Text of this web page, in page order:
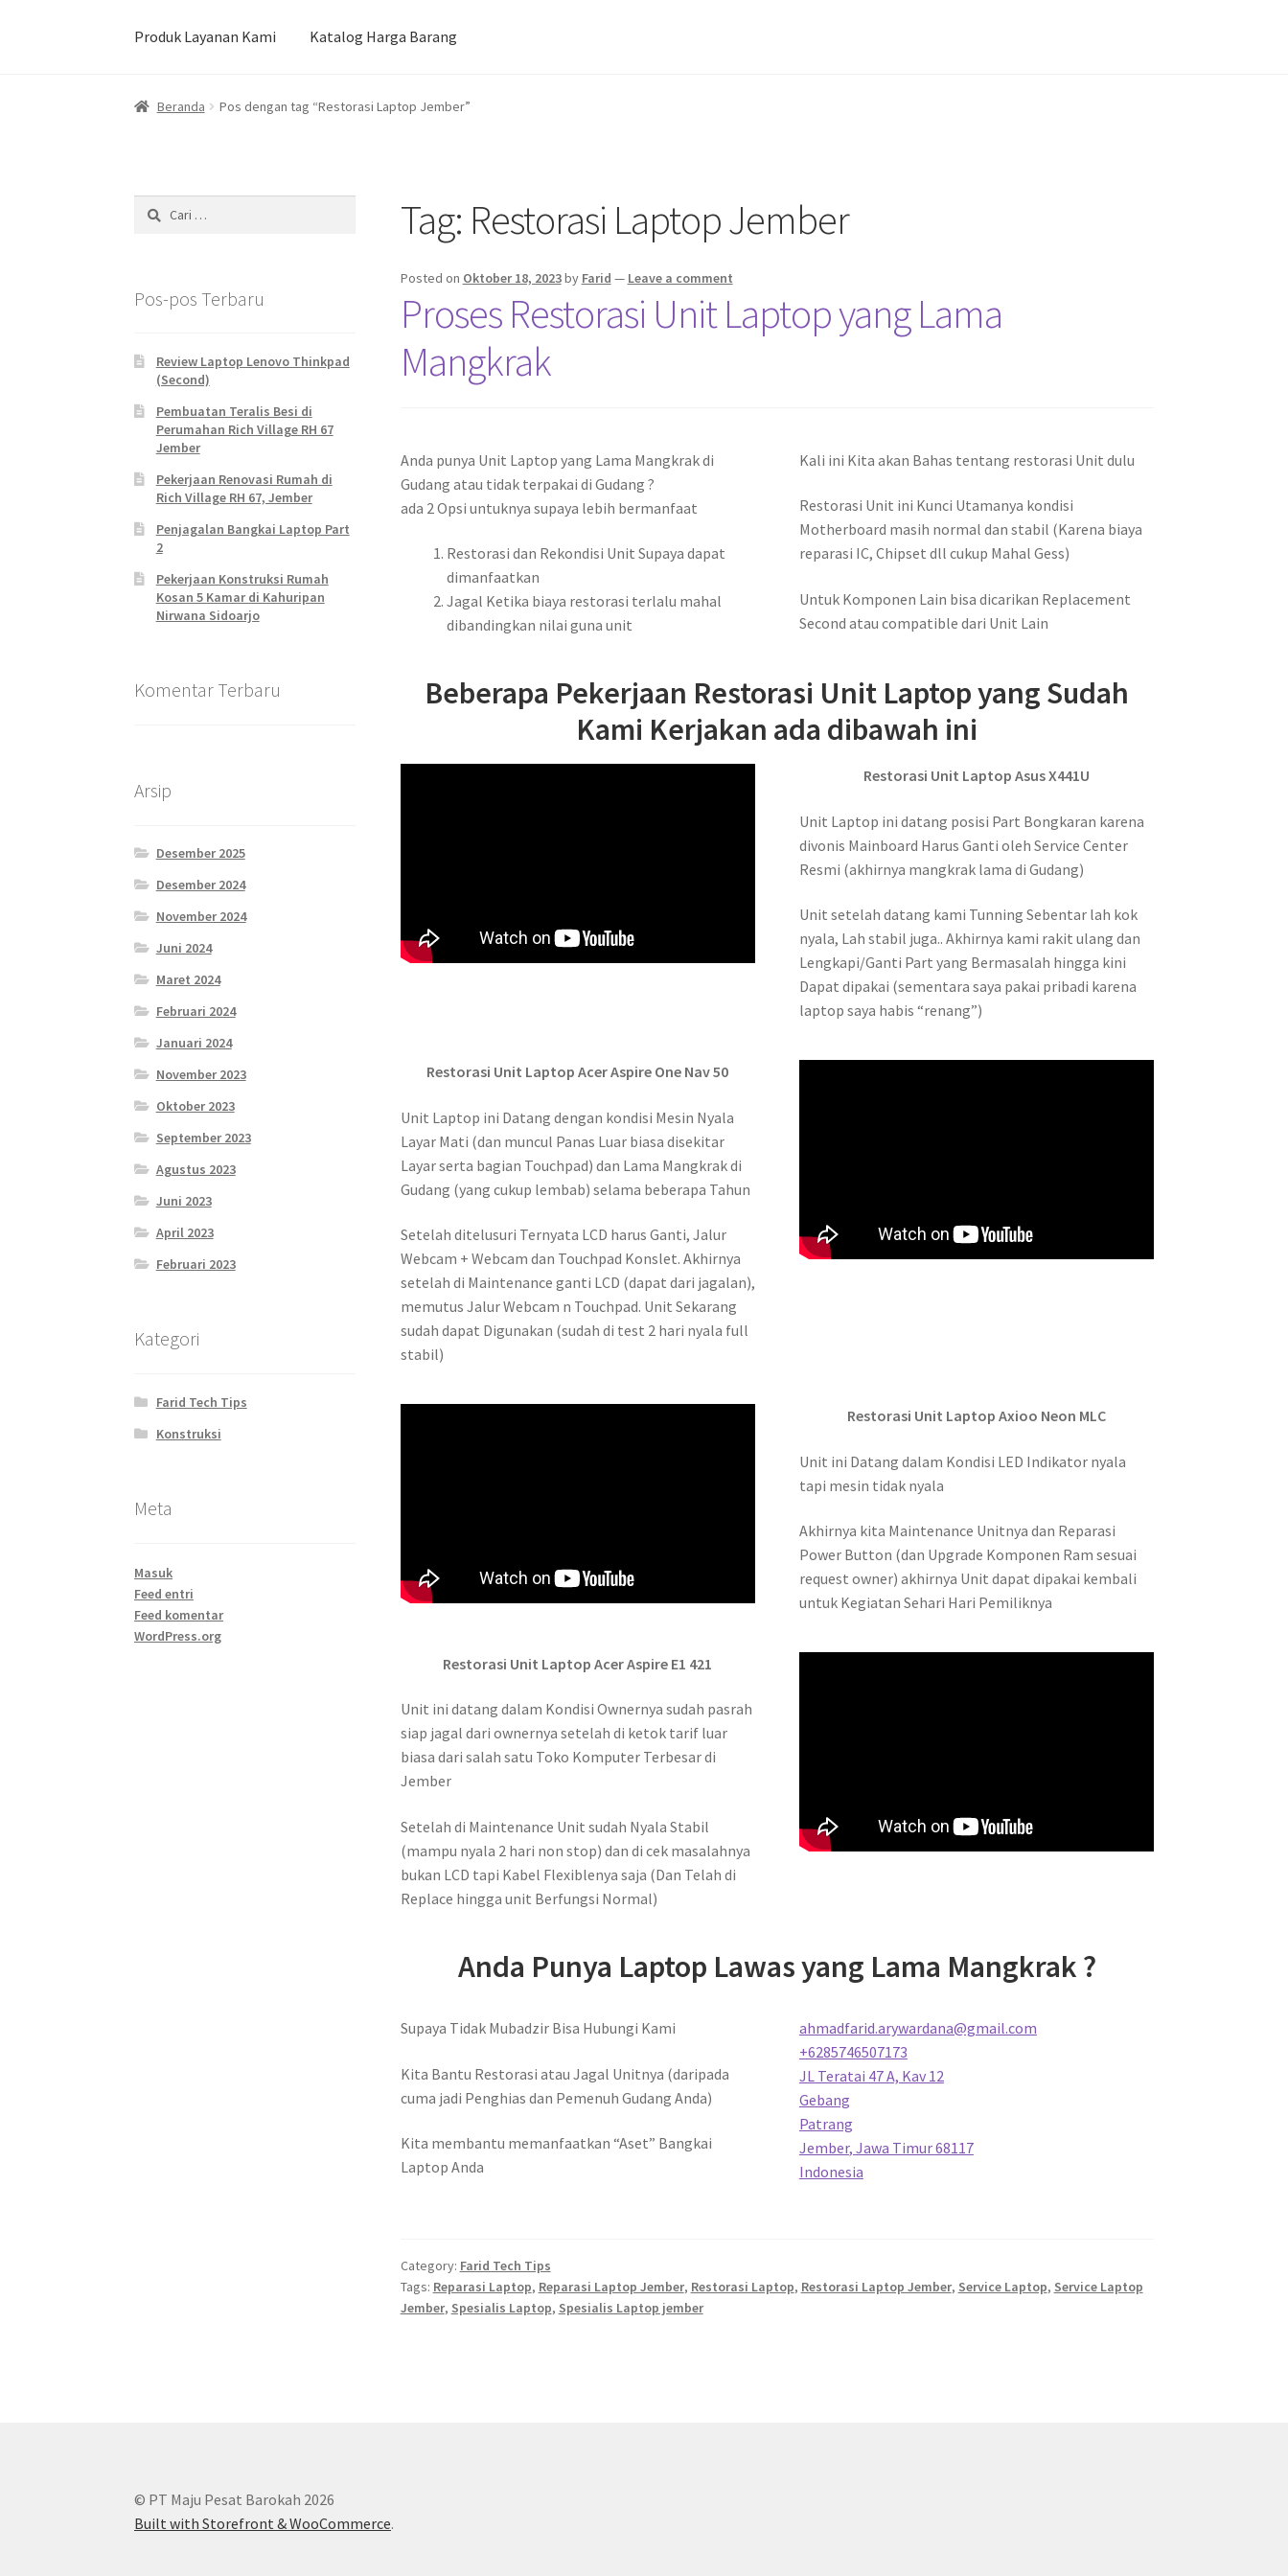
Produk Layanan Kami Katalog Harga Barang
Beranda Durian Kupas Premium dari Jember Farid Tech Tips
Produk Layanan KamiReparasi Rumah
Beranda Pos dengan tag “Restorasi Laptop Jember”
Tag: Restorasi Laptop Jember
Posted on Oktober 18, 2023by Farid — Leave a comment
Proses Restorasi Unit Laptop yang Lama
Mangkrak
Anda punya Unit Laptop yang Lama Mangkrak di
Gudang atau tidak terpakai di Gudang ?
ada 2 Opsi untuknya supaya lebih bermanfaat
Restorasi dan Rekondisi Unit Supaya dapat
dimanfaatkan
Jagal Ketika biaya restorasi terlalu mahal
dibandingkan nilai guna unit
Kali ini Kita akan Bahas tentang restorasi Unit dulu
Restorasi Unit ini Kunci Utamanya kondisi
Motherboard masih normal dan stabil (Karena biaya
reparasi IC, Chipset dll cukup Mahal Gess)
Untuk Komponen Lain bisa dicarikan Replacement
Second atau compatible dari Unit Lain
Beberapa Pekerjaan Restorasi Unit Laptop yang Sudah
Kami Kerjakan ada dibawah ini
Restorasi Unit Laptop Asus X441U
Unit Laptop ini datang posisi Part Bongkaran karena
divonis Mainboard Harus Ganti oleh Service Center
Resmi (akhirnya mangkrak lama di Gudang)
Unit setelah datang kami Tunning Sebentar lah kok
nyala, Lah stabil juga.. Akhirnya kami rakit ulang dan
Lengkapi/Ganti Part yang Bermasalah hingga kini
Dapat dipakai (sementara saya pakai pribadi karena
laptop saya habis “renang”)
Restorasi Unit Laptop Acer Aspire One Nav 50
Unit Laptop ini Datang dengan kondisi Mesin Nyala
Layar Mati (dan muncul Panas Luar biasa disekitar
Layar serta bagian Touchpad) dan Lama Mangkrak di
Gudang (yang cukup lembab) selama beberapa Tahun
Setelah ditelusuri Ternyata LCD harus Ganti, Jalur
Webcam + Webcam dan Touchpad Konslet. Akhirnya
setelah di Maintenance ganti LCD (dapat dari jagalan),
memutus Jalur Webcam n Touchpad. Unit Sekarang
sudah dapat Digunakan (sudah di test 2 hari nyala full
stabil)
Restorasi Unit Laptop Axioo Neon MLC
Unit ini Datang dalam Kondisi LED Indikator nyala
tapi mesin tidak nyala
Akhirnya kita Maintenance Unitnya dan Reparasi
Power Button (dan Upgrade Komponen Ram sesuai
request owner) akhirnya Unit dapat dipakai kembali
untuk Kegiatan Sehari Hari Pemiliknya
Restorasi Unit Laptop Acer Aspire E1 421
Unit ini datang dalam Kondisi Ownernya sudah pasrah
siap jagal dari ownernya setelah di ketok tarif luar
biasa dari salah satu Toko Komputer Terbesar di
Jember
Setelah di Maintenance Unit sudah Nyala Stabil
(mampu nyala 2 hari non stop) dan di cek masalahnya
bukan LCD tapi Kabel Flexiblenya saja (Dan Telah di
Replace hingga unit Berfungsi Normal)
Anda Punya Laptop Lawas yang Lama Mangkrak ?
Supaya Tidak Mubadzir Bisa Hubungi Kami
Kita Bantu Restorasi atau Jagal Unitnya (daripada
cuma jadi Penghias dan Pemenuh Gudang Anda)
Kita membantu memanfaatkan “Aset” Bangkai
Laptop Anda
ahmadfarid.arywardana@gmail.com
+6285746507173
JL Teratai 47 A, Kav 12
Gebang
Patrang
Jember, Jawa Timur68117
Indonesia
Category: Farid Tech Tips
Tags: Reparasi Laptop, Reparasi Laptop Jember, Restorasi Laptop, Restorasi Laptop Jember, Service Laptop, Service Laptop
Jember, Spesialis Laptop, Spesialis Laptop jember
Cari
untuk:
Pos-pos Terbaru
Review Laptop Lenovo Thinkpad
(Second)
Pembuatan Teralis Besi di
Perumahan Rich Village RH 67
Jember
Pekerjaan Renovasi Rumah di
Rich Village RH 67, Jember
Penjagalan Bangkai Laptop Part
2
Pekerjaan Konstruksi Rumah
Kosan 5 Kamar di Kahuripan
Nirwana Sidoarjo
Komentar Terbaru
Arsip
Desember 2025
Desember 2024
November 2024
Juni 2024
Maret 2024
Februari 2024
Januari 2024
November 2023
Oktober 2023
September 2023
Agustus 2023
Juni 2023
April 2023
Februari 2023
Kategori
Farid Tech Tips
Konstruksi
Meta
Masuk
Feed entri
Feed komentar
WordPress.org
© PT Maju Pesat Barokah 2026
Built with Storefront & WooCommerce.